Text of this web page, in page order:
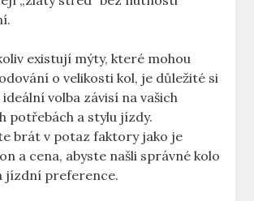
‍existují mýty, které ​mohou
o velikosti kol,⁣ je důležité‍ si
volba závisí na vašich
potřebách a stylu jízdy.
brát v potaz faktory jako je
a cena, abyste ​našli správné kolo
jízdní preference.